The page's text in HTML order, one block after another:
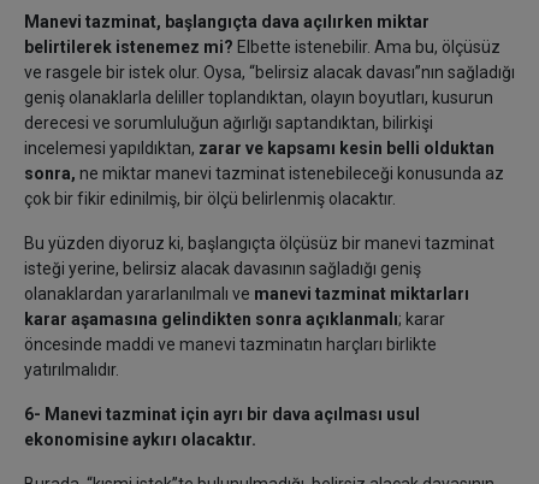
Manevi tazminat, başlangıçta dava açılırken miktar
belirtilerek istenemez mi? Elbette istenebilir. Ama bu, ölçüsüz
ve rasgele bir istek olur. Oysa, “belirsiz alacak davası”nın sağladığı
geniş olanaklarla deliller toplandıktan, olayın boyutları, kusurun
derecesi ve sorumluluğun ağırlığı saptandıktan, bilirkişi
incelemesi yapıldıktan, zarar ve kapsamı kesin belli olduktan
sonra, ne miktar manevi tazminat istenebileceği konusunda az
çok bir fikir edinilmiş, bir ölçü belirlenmiş olacaktır.
Bu yüzden diyoruz ki, başlangıçta ölçüsüz bir manevi tazminat
isteği yerine, belirsiz alacak davasının sağladığı geniş
olanaklardan yararlanılmalı ve manevi tazminat miktarları
karar aşamasına gelindikten sonra açıklanmalı; karar
öncesinde maddi ve manevi tazminatın harçları birlikte
yatırılmalıdır.
6- Manevi tazminat için ayrı bir dava açılması usul
ekonomisine aykırı olacaktır.